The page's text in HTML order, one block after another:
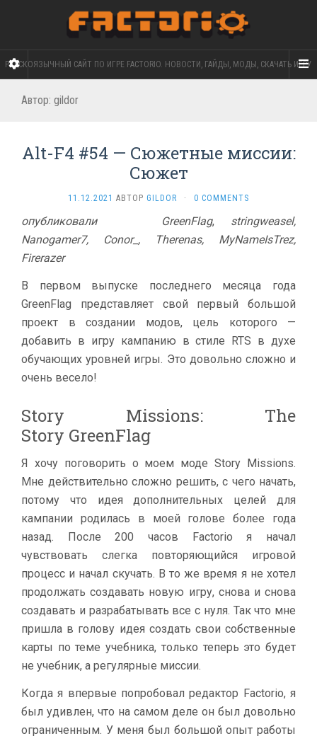
РУССКОЯЗЫЧНЫЙ САЙТ ПО ИГРЕ FACTORIO. НОВОСТИ, ГАЙДЫ, МОДЫ, СКАЧАТЬ ИГРУ
Автор: gildor
Alt-F4 #54 — Сюжетные миссии:
Сюжет
11.12.2021 АВТОР GILDOR · 0 COMMENTS
опубликовали GreenFlag, stringweasel,
Nanogamer7, Conor_, Therenas, MyNameIsTrez,
Firerazer
В первом выпуске последнего месяца года
GreenFlag представляет свой первый большой
проект в создании модов, цель которого —
добавить в игру кампанию в стиле RTS в духе
обучающих уровней игры. Это довольно сложно и
очень весело!
Story Missions: The
Story GreenFlag
Я хочу поговорить о моем моде Story Missions.
Мне действительно сложно решить, с чего начать,
потому что идея дополнительных целей для
кампании родилась в моей голове более года
назад. После 200 часов Factorio я начал
чувствовать слегка повторяющийся игровой
процесс и начал скучать. В то же время я не хотел
продолжать создавать новую игру, снова и снова
создавать и разрабатывать все с нуля. Так что мне
пришла в голову идея создать свои собственные
карты по теме учебника, только теперь это будет
не учебник, а регулярные миссии.
Когда я впервые попробовал редактор Factorio, я
был удивлен, что на самом деле он был довольно
ограниченным. У меня был большой опыт работы